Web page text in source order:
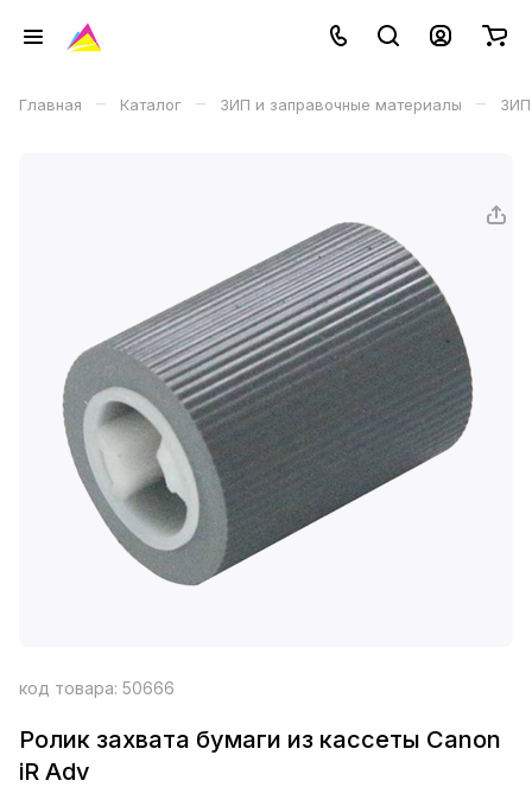
Главная – Каталог – ЗИП и заправочные материалы – ЗИП
код товара: 50666
Ролик захвата бумаги из кассеты Canon
iR Adv